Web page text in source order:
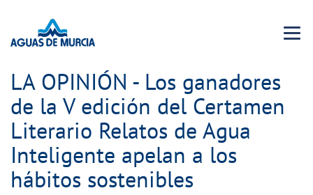
Menu
LA OPINIÓN - Los ganadores
de la V edición del Certamen
Literario Relatos de Agua
Inteligente apelan a los
hábitos sostenibles